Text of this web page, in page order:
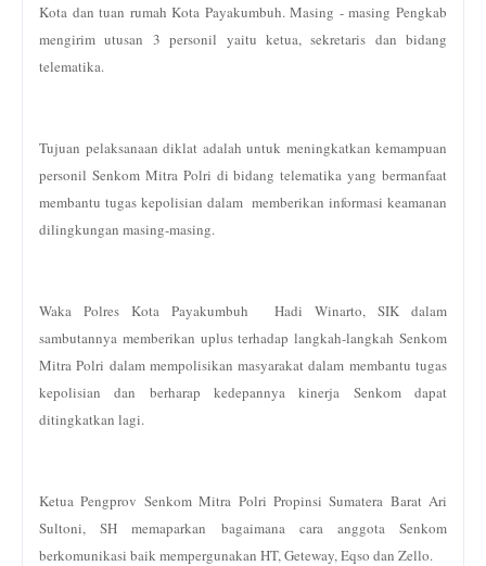
Kota dan tuan rumah Kota Payakumbuh. Masing - masing Pengkab
mengirim utusan 3 personil yaitu ketua, sekretaris dan bidang
telematika.
Tujuan pelaksanaan diklat adalah untuk meningkatkan kemampuan
personil Senkom Mitra Polri di bidang telematika yang bermanfaat
membantu tugas kepolisian dalam memberikan informasi keamanan
dilingkungan masing-masing.
Waka Polres Kota Payakumbuh Hadi Winarto, SIK dalam
sambutannya memberikan uplus terhadap langkah-langkah Senkom
Mitra Polri dalam mempolisikan masyarakat dalam membantu tugas
kepolisian dan berharap kedepannya kinerja Senkom dapat
ditingkatkan lagi.
Ketua Pengprov Senkom Mitra Polri Propinsi Sumatera Barat Ari
Sultoni, SH memaparkan bagaimana cara anggota Senkom
berkomunikasi baik mempergunakan HT, Geteway, Eqso dan Zello.